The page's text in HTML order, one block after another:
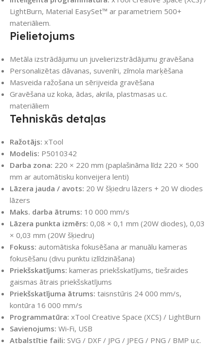
LightBurn, Material EasySet™ ar parametriem 500+
materiāliem.
Pielietojums
Metāla izstrādājumu un juvelierizstrādājumu gravēšana
Personalizētas dāvanas, suvenīri, zīmola marķēšana
Masveida ražošana un sērijveida gravēšana
Gravēšana uz koka, ādas, akrila, plastmasas u.c.
materiāliem
Tehniskās detaļas
Ražotājs: xTool
Modelis: P5010342
Darba zona: 220 × 220 mm (paplašināma līdz 220 × 500
mm ar automātisku konveijera lenti)
Lāzera jauda / avots: 20 W šķiedru lāzers + 20 W diodes
lāzers
Maks. darba ātrums: 10 000 mm/s
Lāzera punkta izmērs: 0,08 × 0,1 mm (20W diodes), 0,03
× 0,03 mm (20W šķiedru)
Fokuss: automātiska fokusēšana ar manuālu kameras
fokusēšanu (divu punktu izlīdzināšana)
Priekšskatījums: kameras priekšskatījums, tiešraides
gaismas ātrais priekšskatījums
Priekšskatījuma ātrums: taisnstūris 24 000 mm/s,
kontūra 16 000 mm/s
Programmatūra: xTool Creative Space (XCS) / LightBurn
Savienojums: Wi‑Fi, USB
Atbalstītie faili: SVG / DXF / JPG / JPEG / PNG / BMP u.c.